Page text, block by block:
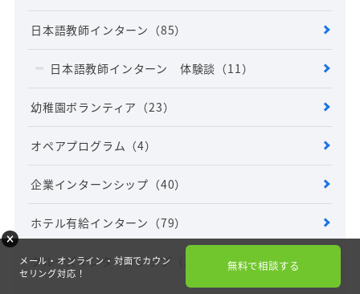
日本語教師インターン （85）
日本語教師インターン 体験談 （11）
幼稚園ボランティア （23）
オペアプログラム （4）
企業インターンシップ （40）
ホテル有給インターン （79）
クルーズインターンシップ
メール・オンライン・対面でカウン
セリング対応！
無料で相談する